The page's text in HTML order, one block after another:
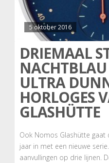
5 oktober 2016
DRIEMAAL
ULTRA
HORLOGES
GLASHÜTTE
Ook Nomos Glashütte
jaar in met een nieuwe
aanvullingen op drie lijnen.